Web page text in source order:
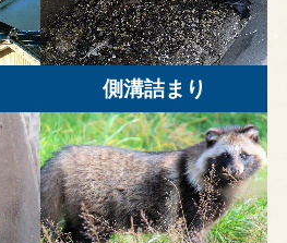
側溝詰まり